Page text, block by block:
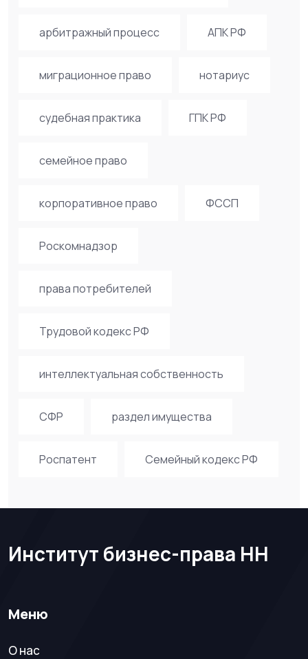
арбитражный процесс АПК РФ
миграционное право нотариус
судебная практика ГПК РФ
семейное право
корпоративное право ФССП
Роскомнадзор
права потребителей
Трудовой кодекс РФ
интеллектуальная собственность
СФР раздел имущества
Роспатент Семейный кодекс РФ
Институт бизнес-права НН
Меню
О нас